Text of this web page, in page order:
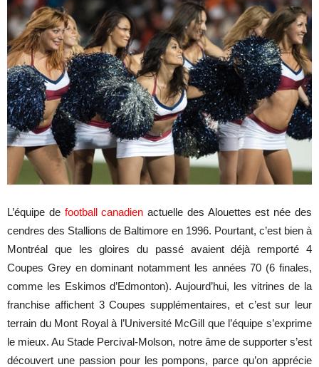
L’équipe de football canadien actuelle des Alouettes est née des
cendres des Stallions de Baltimore en 1996. Pourtant, c’est bien à
Montréal que les gloires du passé avaient déjà remporté 4
Coupes Grey en dominant notamment les années 70 (6 finales,
comme les Eskimos d’Edmonton). Aujourd’hui, les vitrines de la
franchise affichent 3 Coupes supplémentaires, et c’est sur leur
terrain du Mont Royal à l’Université McGill que l’équipe s’exprime
le mieux. Au Stade Percival-Molson, notre âme de supporter s’est
découvert une passion pour les pompons, parce qu’on apprécie